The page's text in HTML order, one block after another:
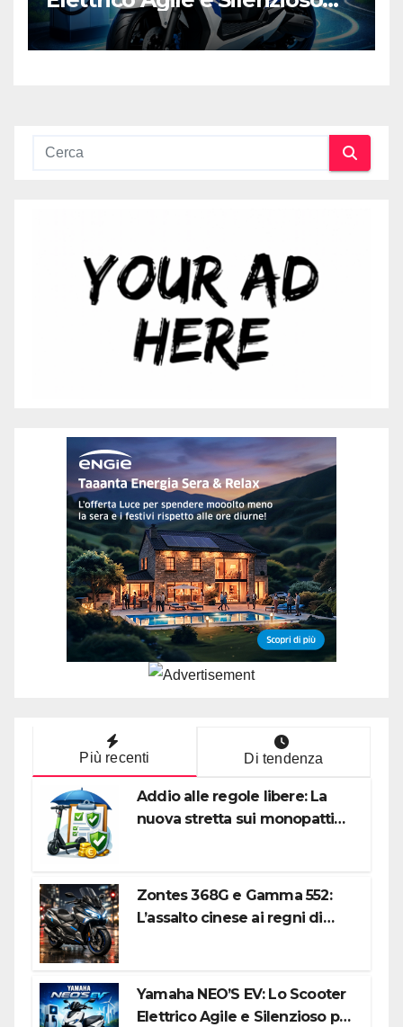
per la Città
Più recenti Di tendenza
Addio alle regole libere: La
nuova stretta sui monopattini
Zontes 368G e Gamma 552:
L’assalto cinese ai regni di
Yamaha NEO’S EV: Lo Scooter
Elettrico Agile e Silenzioso per